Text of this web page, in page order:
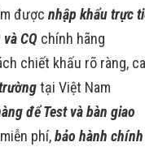
đượcnhập khẩu trực
CQ chính hãng
chiết khấu rõ ràng,
tại Việt Nam
để Test và bàn giao
phí,bảo hành